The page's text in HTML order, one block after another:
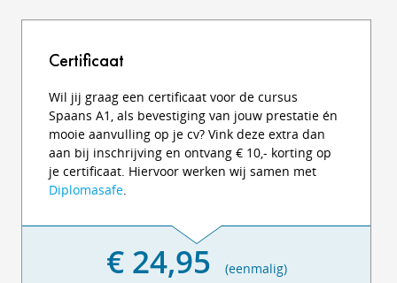
Certificaat
Wil jij graag een certificaat voor de cursus
Spaans A1, als bevestiging van jouw prestatie én
mooie aanvulling op je cv? Vink deze extra dan
aan bij inschrijving en ontvang € 10,- korting op
je certificaat. Hiervoor werken wij samen met
Diplomasafe.
€ 24,95 (eenmalig)